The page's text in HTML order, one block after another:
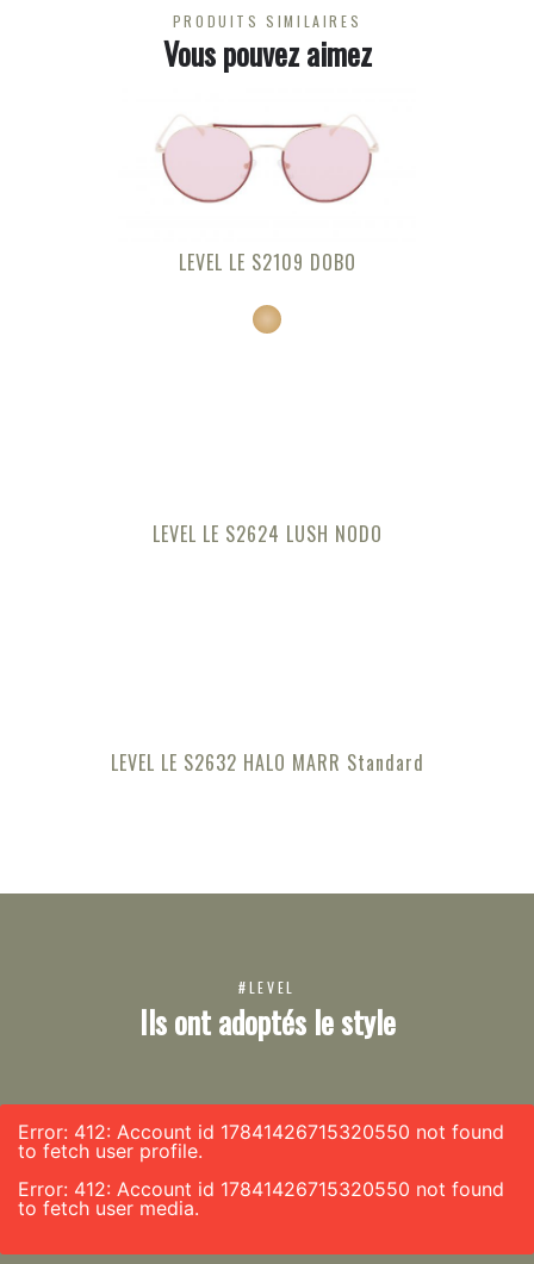
PRODUITS SIMILAIRES
Vous pouvez aimez
LEVEL LE S2109 DOBO
LEVEL LE S2624 LUSH NODO
LEVEL LE S2632 HALO MARR Standard
#LEVEL
Ils ont adoptés le style
Error: 412: Account id 17841426715320550 not found
to fetch user profile.
Error: 412: Account id 17841426715320550 not found
to fetch user media.